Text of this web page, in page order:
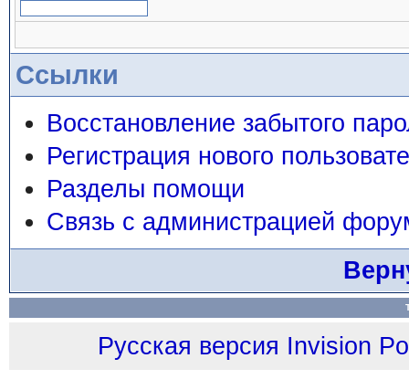
Ссылки
Восстановление забытого
Регистрация нового
Разделы помощи
Связь с администрацией
Русская версия Invision